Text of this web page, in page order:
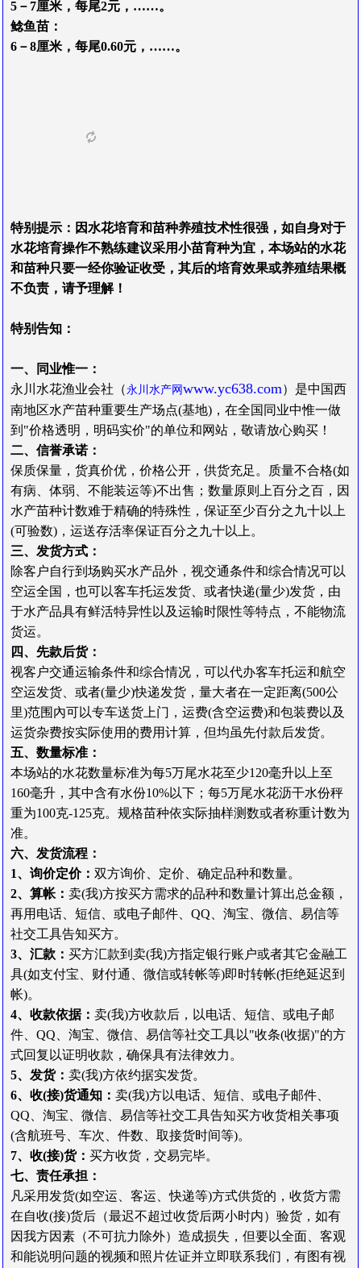
5－7厘米 ， 每尾2元 ， ……。
鲶鱼苗 ：
6－8厘米 ，每尾0.60元 ， ……。
特别提示 ： 因 水花培育和苗种养殖技术性很强 ， 如自身对于
水花培育操作不熟练建议采用小苗育种为宜 ， 本场站的水花
和苗种只要一经你验证收受 ， 其后的培育效果或养殖结果概
不负责 ， 请予理解！
特别告知：
一、同业惟一：
永川水花渔业会社（ 永川水产网 www.yc638.com）是中国西
南地区水产苗种重要生产场点(基地)，在全国同业中惟一做
到"价格透明，明码实价"的单位和网站，敬请放心购买！
二、信誉承诺：
保质保量，货真价优，价格公开，供货充足。质量不合格(如
有病、体弱、不能装运等)不出售；数量原则上百分之百，因
水产苗种计数难于精确的特殊性，保证至少百分之九十以上
(可验数)，运送存活率保证百分之九十以上。
三、发货方式：
除客户自行到场购买水产品外，视交通条件和综合情况可以
空运全国，也可以客车托运发货、或者快递(量少)发货，由
于水产品具有鲜活特异性以及运输时限性等特点，不能物流
货运。
四、先款后货：
视客户交通运输条件和综合情况，可以代办客车托运和航空
空运发货、或者(量少)快递发货，量大者在一定距离(500公
里)范围內可以专车送货上门，运费(含空运费)和包装费以及
运货杂费按实际使用的费用计算，但均虽先付款后发货。
五、数量标准：
本场站的水花数量标准为每5万尾水花至少120毫升以上至
160毫升，其中含有水份10%以下；每5万尾水花沥干水份秤
重为100克-125克。规格苗种依实际抽样测数或者称重计数为
准。
六、发货流程：
1、询价定价： 双方询价、定价、确定品种和数量。
2、算帐： 卖(我)方按买方需求的品种和数量计算出总金额，
再用电话、短信、或电子邮件、QQ、淘宝、微信、易信等
社交工具告知买方。
3、汇款： 买方汇款到卖(我)方指定银行账户或者其它金融工
具(如支付宝、财付通、微信或转帐等)即时转帐(拒绝延迟到
帐)。
4、收款依据： 卖(我)方收款后，以电话、短信、或电子邮
件、QQ、淘宝、微信、易信等社交工具以"收条(收据)"的方
式回复以证明收款，确保具有法律效力。
5、发货： 卖(我)方依约据实发货。
6、收(接)货通知： 卖(我)方以电话、短信、或电子邮件、
QQ、淘宝、微信、易信等社交工具告知买方收货相关事项
(含航班号、车次、件数、取接货时间等)。
7、收(接)货： 买方收货，交易完毕。
七、责任承担：
凡采用发货(如空运、客运、快递等)方式供货的，收货方需
在自收(接)货后（最迟不超过收货后两小时内）验货，如有
因我方因素（不可抗力除外）造成损失，但要以全面、客观
和能说明问题的视频和照片佐证并立即联系我们， 有图有视